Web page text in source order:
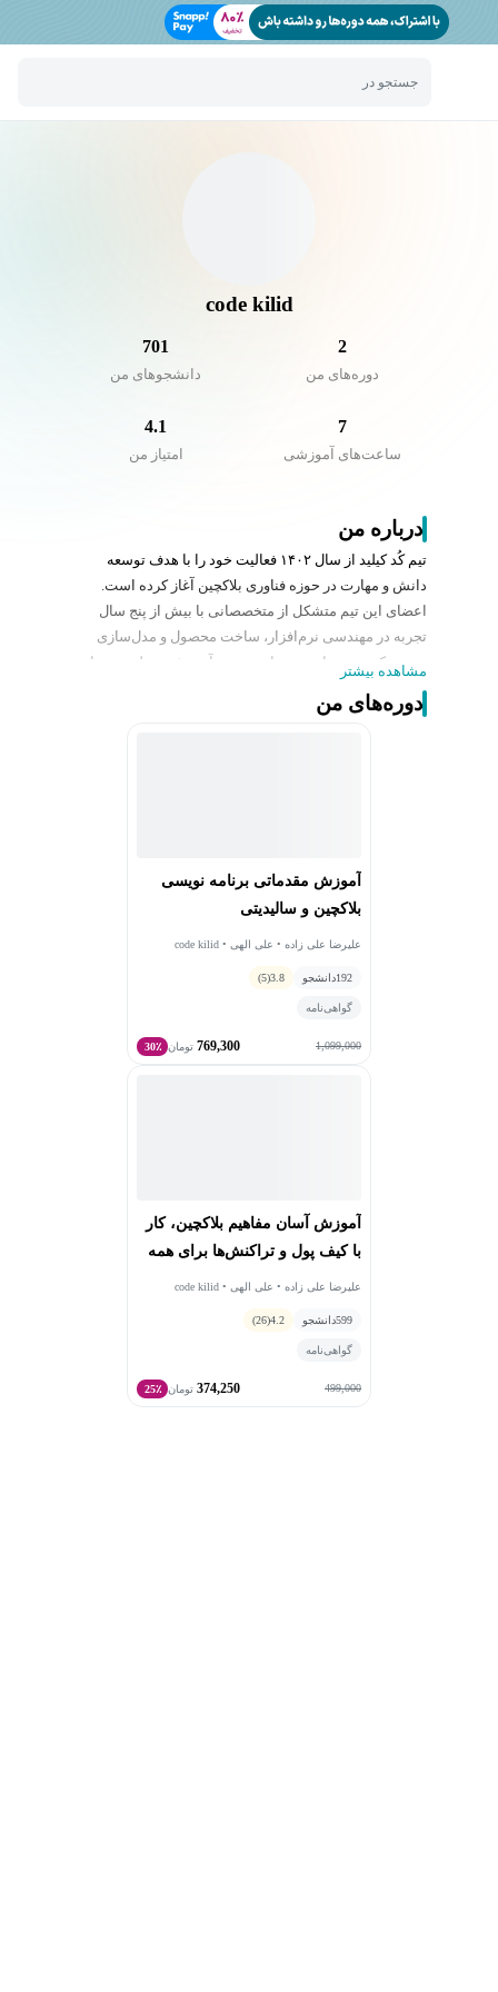
جستجو در
code kilid
2
دوره‌های من
701
دانشجو‌های من
7
ساعت‌های آموزشی
4.1
امتیاز من
درباره من
تیم کُد کیلید از سال ۱۴۰۲ فعالیت خود را با هدف توسعه
دانش و مهارت در حوزه فناوری بلاکچین آغاز کرده است.
اعضای این تیم متشکل از متخصصانی با بیش از پنج سال
تجربه در مهندسی نرم‌افزار، ساخت محصول و مدل‌سازی
هستند که تجربه‌های خود را در مسیر آموزش و تولید محتوای
تخصصی به اشتراک می‌گذارند.
ما بر این باوریم که فناوری بلاکچین نباید تنها مخصوص جمعی
کُد کیلید، پلی میان دانش، تجربه و فرصت در مسیر بلاکچین
برای همه کسانی است که می‌خواهند در این حوزه رشد کنند
و سهمی در آینده‌ تکنولوژی داشته باشند
مشاهده بیشتر
دوره‌های من
آموزش مقدماتی برنامه نویسی
بلاکچین و سالیدیتی
علیرضا علی زاده • علی الهی • code kilid
192دانشجو 3.8
(5)
گواهی‌نامه
1,099,000
769,300 تومان 30٪
آموزش آسان مفاهیم بلاکچین، کار
با کیف پول و تراکنش‌ها برای همه
علیرضا علی زاده • علی الهی • code kilid
599دانشجو 4.2
(26)
گواهی‌نامه
499,000
374,250 تومان 25٪